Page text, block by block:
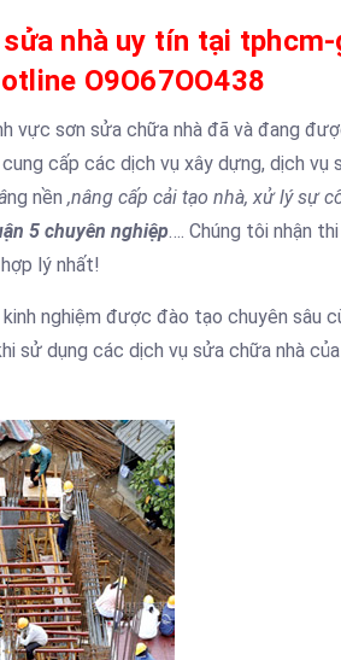
nhà uy tín tại
O9O67OO438
vực sơn sửa chữa nhà đã và đang
cấp các dịch vụ xây dựng, dịch vụ
ng nền ,nâng cấp cải tạo nhà, xử lý sự
5 chuyên nghiệp…. Chúng tôi nhận
lý nhất!
nghiệm được đào tạo chuyên sâu
sử dụng các dịch vụ sửa chữa nhà của